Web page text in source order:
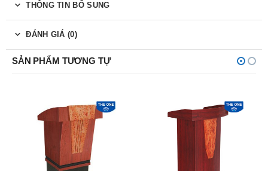
THÔNG TIN BỔ SUNG
ĐÁNH GIÁ (0)
SẢN PHẨM TƯƠNG TỰ